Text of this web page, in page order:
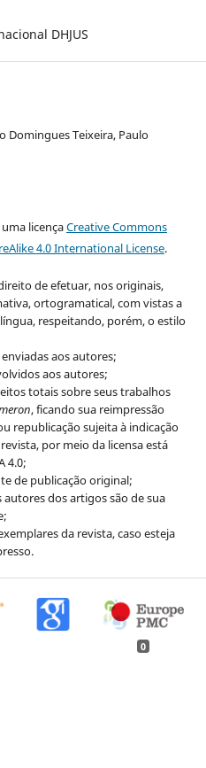
DHJUS
Domingues Teixeira, Paulo
licençaCreative Commons
4.0 International License.
de efetuar, nos originais,
ortogramatical, com vistas a
respeitando, porém, o estilo
aos autores;
aos autores;
totais sobre seus trabalhos
, ficando sua reimpressão
republicação sujeita à indicação
por meio da licensa está
4.0;
de publicação original;
dos artigos são de sua
da revista, caso esteja
0